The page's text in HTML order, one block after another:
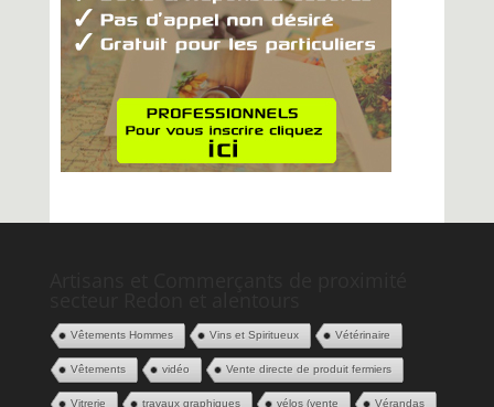
Vêtements Hommes Vins et Spiritueux Vétérinaire
Vêtements vidéo Vente directe de produit fermiers
Vitrerie travaux graphiques vélos (vente Vérandas